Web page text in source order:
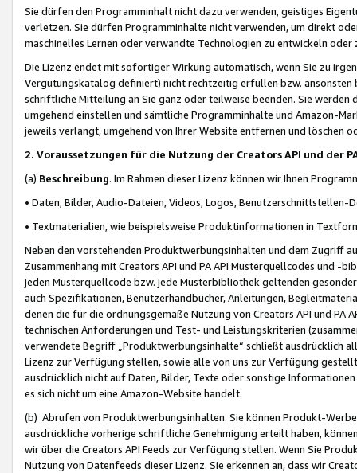
Sie dürfen den Programminhalt nicht dazu verwenden, geistiges
verletzen. Sie dürfen Programminhalte nicht verwenden, um direkt
maschinelles Lernen oder verwandte Technologien zu entwickeln
Die Lizenz endet mit sofortiger Wirkung automatisch, wenn Sie zu
Vergütungskatalog definiert) nicht rechtzeitig erfüllen bzw. ansonsten
schriftliche Mitteilung an Sie ganz oder teilweise beenden. Sie werden
umgehend einstellen und sämtliche Programminhalte und Amazon-
jeweils verlangt, umgehend von Ihrer Website entfernen und löschen
2. Voraussetzungen für die Nutzung der Creators API und der
(a) Beschreibung. Im Rahmen dieser Lizenz können wir Ihnen
• Daten, Bilder, Audio-Dateien, Videos, Logos, Benutzerschnittstellen-
• Textmaterialien, wie beispielsweise Produktinformationen in
Neben den vorstehenden Produktwerbungsinhalten und dem Zugriff
Zusammenhang mit Creators API und PA API Musterquellcodes und
jeden Musterquellcode bzw. jede Musterbibliothek geltenden
auch Spezifikationen, Benutzerhandbücher, Anleitungen,
denen die für die ordnungsgemäße Nutzung von Creators API und PA
technischen Anforderungen und Test- und Leistungskriterien
verwendete Begriff „Produktwerbungsinhalte“ schließt ausdrücklich
Lizenz zur Verfügung stellen, sowie alle von uns zur Verfügung
ausdrücklich nicht auf Daten, Bilder, Texte oder sonstige
es sich nicht um eine Amazon-Website handelt.
(b) Abrufen von Produktwerbungsinhalten. Sie können Produkt-
ausdrückliche vorherige schriftliche Genehmigung erteilt haben,
wir über die Creators API Feeds zur Verfügung stellen. Wenn Sie
Nutzung von Datenfeeds dieser Lizenz. Sie erkennen an, dass wir